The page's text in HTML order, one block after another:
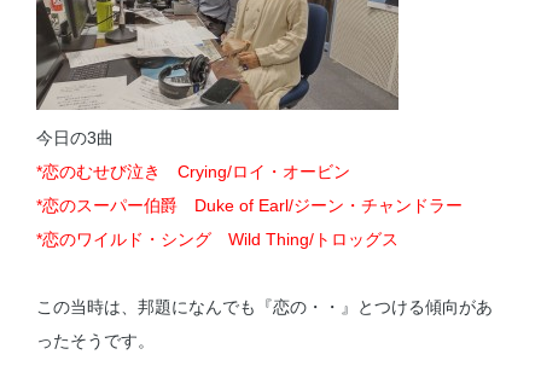
今日の3曲
*恋のむせび泣き Crying/ロイ・オービン
*恋のスーパー伯爵 Duke of Earl/ジーン・チャンドラー
*恋のワイルド・シング Wild Thing/トロッグス
この当時は、邦題になんでも『恋の・・』とつける傾向があ
ったそうです。